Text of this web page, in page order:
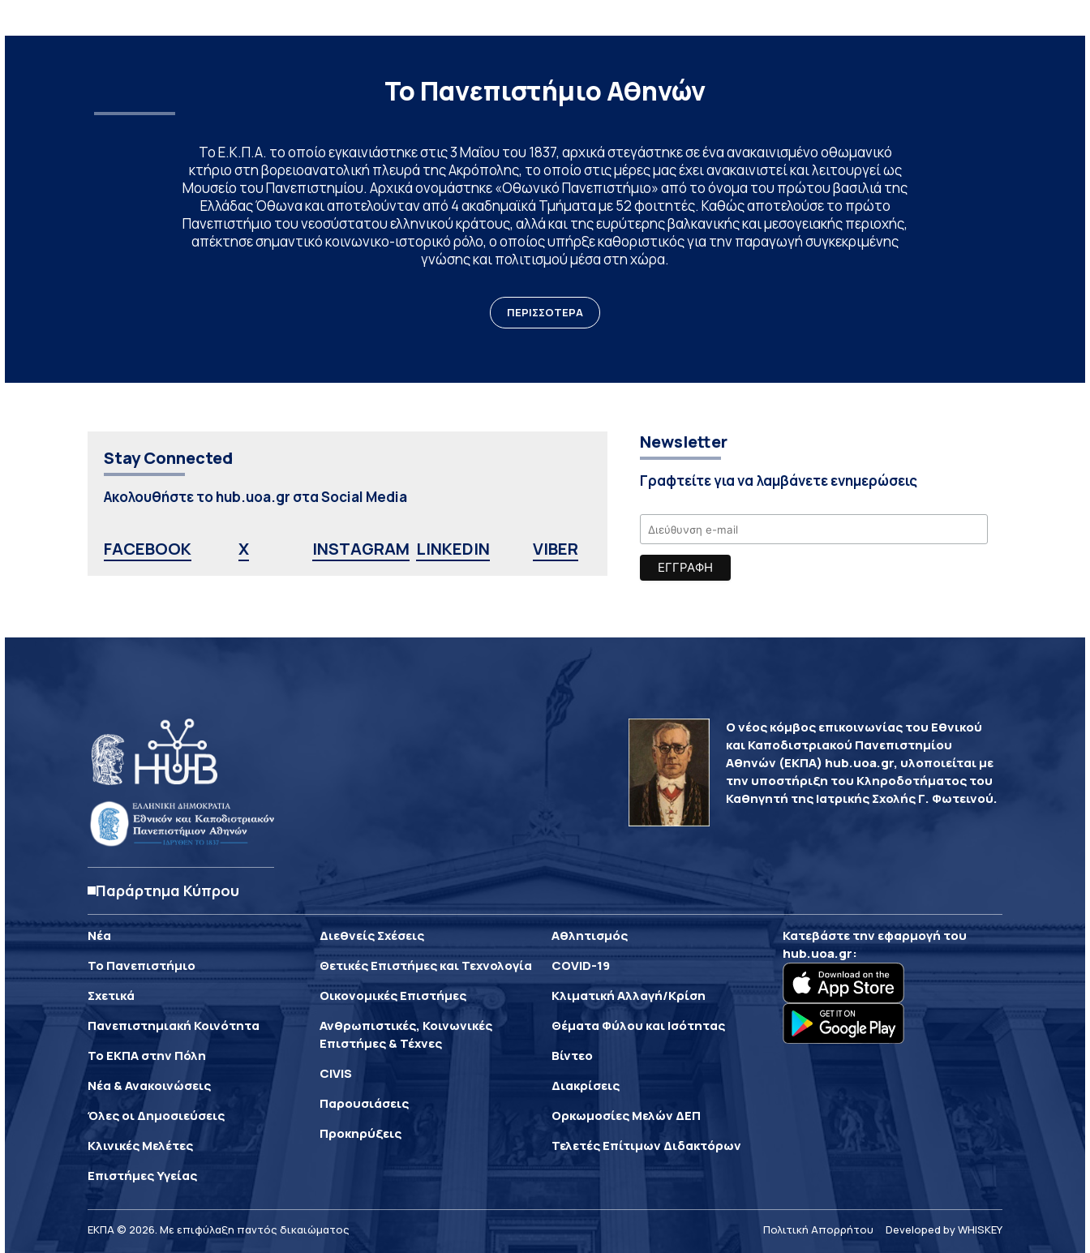
Το Πανεπιστήμιο Αθηνών
Το Ε.Κ.Π.Α. το οποίο εγκαινιάστηκε στις 3 Μαΐου του 1837, αρχικά στεγάστηκε σε ένα ανακαινισμένο οθωμανικό
κτήριο στη βορειοανατολική πλευρά της Ακρόπολης, το οποίο στις μέρες μας έχει ανακαινιστεί και λειτουργεί ως
Μουσείο του Πανεπιστημίου. Αρχικά ονομάστηκε «Οθωνικό Πανεπιστήμιο» από το όνομα του πρώτου βασιλιά της
Ελλάδας Όθωνα και αποτελούνταν από 4 ακαδημαϊκά Τμήματα με 52 φοιτητές. Καθώς αποτελούσε το πρώτο
Πανεπιστήμιο του νεοσύστατου ελληνικού κράτους, αλλά και της ευρύτερης βαλκανικής και μεσογειακής περιοχής,
απέκτησε σημαντικό κοινωνικο-ιστορικό ρόλο, ο οποίος υπήρξε καθοριστικός για την παραγωγή συγκεκριμένης
γνώσης και πολιτισμού μέσα στη χώρα.
ΠΕΡΙΣΣΟΤΕΡΑ
Stay Connected
Ακολουθήστε το hub.uoa.gr στα Social Media
FACEBOOK X INSTAGRAM LINKEDIN VIBER
Newsletter
Γραφτείτε για να λαμβάνετε ενημερώσεις
Παράρτημα Κύπρου
Ο νέος κόμβος επικοινωνίας του Εθνικού
και Καποδιστριακού Πανεπιστημίου
Αθηνών (ΕΚΠΑ) hub.uoa.gr, υλοποιείται με
την υποστήριξη του Κληροδοτήματος του
Καθηγητή της Ιατρικής Σχολής Γ. Φωτεινού.
Νέα
Το Πανεπιστήμιο
Σχετικά
Πανεπιστημιακή Κοινότητα
Το ΕΚΠΑ στην Πόλη
Νέα & Ανακοινώσεις
Όλες οι Δημοσιεύσεις
Κλινικές Μελέτες
Επιστήμες Υγείας
Διεθνείς Σχέσεις
Θετικές Επιστήμες και Τεχνολογία
Οικονομικές Επιστήμες
Ανθρωπιστικές, Κοινωνικές
Επιστήμες & Τέχνες
CIVIS
Παρουσιάσεις
Προκηρύξεις
Αθλητισμός
COVID-19
Κλιματική Αλλαγή/Κρίση
Θέματα Φύλου και Ισότητας
Βίντεο
Διακρίσεις
Ορκωμοσίες Μελών ΔΕΠ
Τελετές Επίτιμων Διδακτόρων
Κατεβάστε την εφαρμογή του
hub.uoa.gr:
ΕΚΠΑ © 2026. Με επιφύλαξη παντός δικαιώματος Πολιτική Απορρήτου Developed by WHISKEY